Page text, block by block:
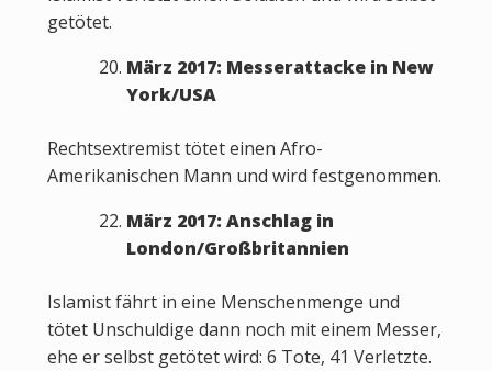
getötet.
März 2017: Messerattacke in New
York/USA
Rechtsextremist tötet einen Afro-
Amerikanischen Mann und wird festgenommen.
März 2017: Anschlag in
London/Großbritannien
Islamist fährt in eine Menschenmenge und
tötet Unschuldige dann noch mit einem Messer,
ehe er selbst getötet wird: 6 Tote, 41 Verletzte.